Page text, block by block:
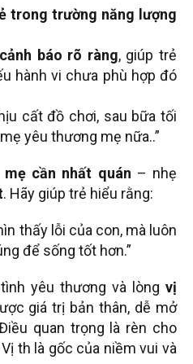
trong trường năng lượng
cảnh báo rõ ràng, giúp trẻ
hành vi chưa phù hợp đó
cất đồ chơi, sau bữa tối
yêu thương mẹ nữa..”
mẹ cần nhất quán – nhẹ
. Hãy giúp trẻ hiểu rằng:
thấy lỗi của con, mà luôn
để sống tốt hơn.”
yêu thương và lòng vị
giá trị bản thân, dễ mở
quan trọng là rèn cho
th là gốc của niềm vui và